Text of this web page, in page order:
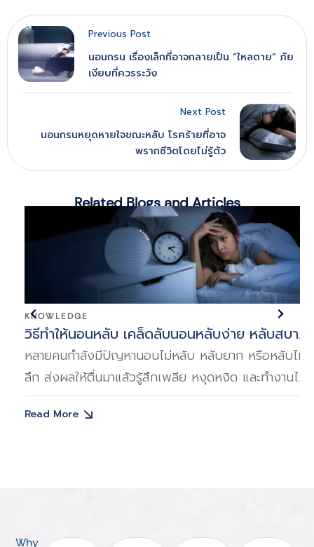
Previous Post
นอนกรน เรื่องเล็กที่อาจกลายเป็น “ใหลตาย” ภัย
เงียบที่ควรระวัง
Next Post
นอนกรนหยุดหายใจขณะหลับ โรคร้ายที่อาจ
พรากชีวิตโดยไม่รู้ตัว
Related Blogs and Articles
าย หลับสบาย
าก หรือหลับไม่
ด และทำงานได้
นอนกรนหยุดหายใจขณะหลับ โรคร้
ชีวิตโดยไม่รู้ตัว
นอนกรนหยุดหายใจขณะหลับการนอนหลั
ที่เต็มไปด้วยอันตรายโดยไม่รู้ตัว หากคุ
อาการ นอนกรนร่วมกับหยุดหายใจขณะ
Why